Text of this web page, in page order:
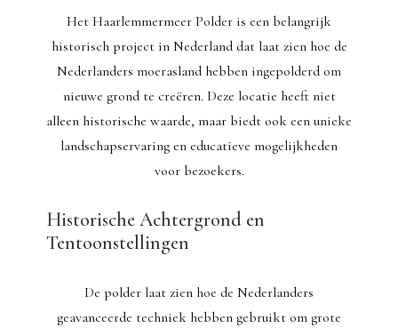
Het Haarlemmermeer Polder is een belangrijk
historisch project in Nederland dat laat zien hoe de
Nederlanders moerasland hebben ingepolderd om
nieuwe grond te creëren. Deze locatie heeft niet
alleen historische waarde, maar biedt ook een unieke
landschapservaring en educatieve mogelijkheden
voor bezoekers.
Historische Achtergrond en
Tentoonstellingen
De polder laat zien hoe de Nederlanders
geavanceerde techniek hebben gebruikt om grote